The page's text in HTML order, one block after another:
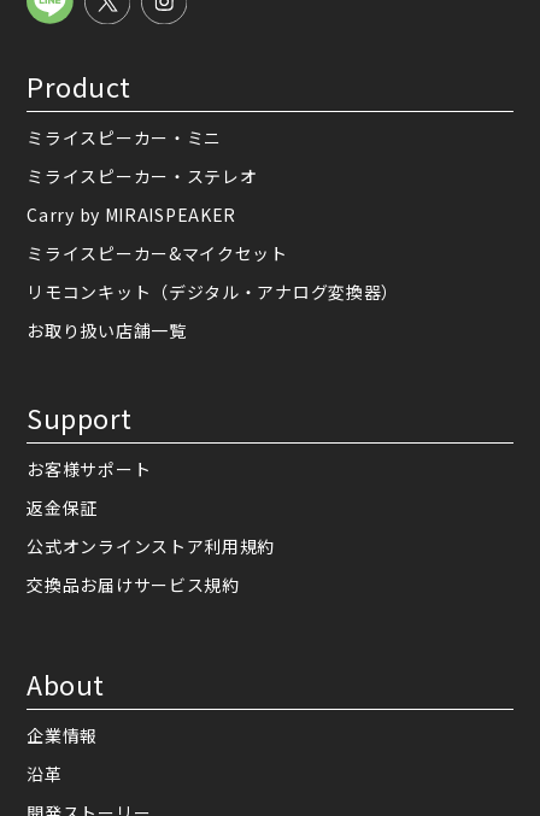
Product
ミライスピーカー・ミニ
ミライスピーカー・ステレオ
Carry by MIRAISPEAKER
ミライスピーカー&マイクセット
リモコンキット（デジタル・アナログ変換器）
お取り扱い店舗一覧
Support
お客様サポート
返金保証
公式オンラインストア利用規約
交換品お届けサービス規約
About
企業情報
沿革